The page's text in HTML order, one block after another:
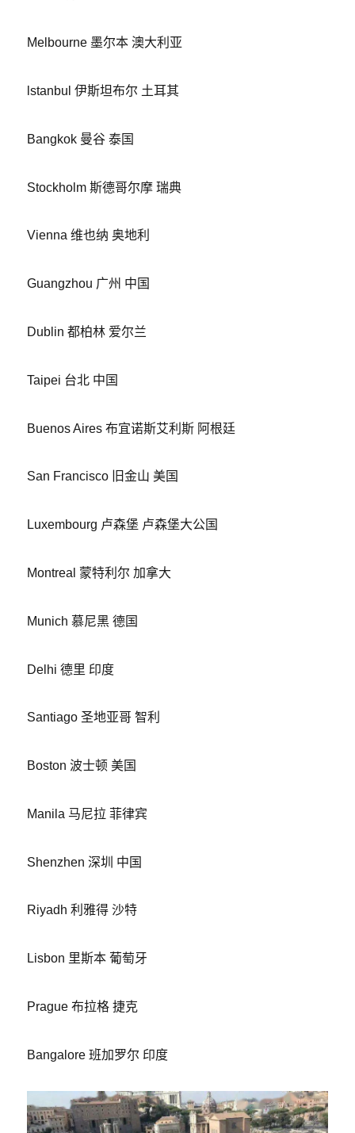
Melbourne 墨尔本 澳大利亚
lstanbul 伊斯坦布尔 土耳其
Bangkok 曼谷 泰国
Stockholm 斯德哥尔摩 瑞典
Vienna 维也纳 奥地利
Guangzhou 广州 中国
Dublin 都柏林 爱尔兰
Taipei 台北 中国
Buenos Aires 布宜诺斯艾利斯 阿根廷
San Francisco 旧金山 美国
Luxembourg 卢森堡 卢森堡大公国
Montreal 蒙特利尔 加拿大
Munich 慕尼黑 德国
Delhi 德里 印度
Santiago 圣地亚哥 智利
Boston 波士顿 美国
Manila 马尼拉 菲律宾
Shenzhen 深圳 中国
Riyadh 利雅得 沙特
Lisbon 里斯本 葡萄牙
Prague 布拉格 捷克
Bangalore 班加罗尔 印度